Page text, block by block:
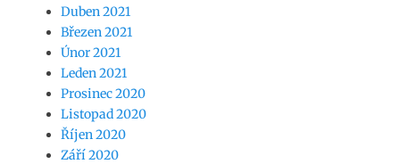
Duben 2021
Březen 2021
Únor 2021
Leden 2021
Prosinec 2020
Listopad 2020
Říjen 2020
Září 2020